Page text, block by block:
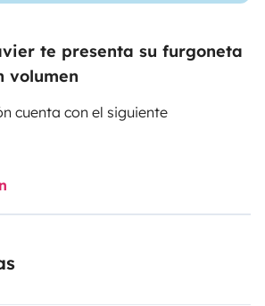
te presenta su furgoneta
volumen
cuenta con el siguiente
acústico en suelo, paredes y
con terminación Fresno y Wengue